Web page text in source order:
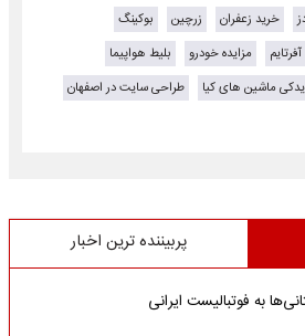
خرید زعفران زرچین
بوکینگ
آفرتایم مزایده خودرو
بلیط هواپیما
یدکی ماشین های کیا
طراحی سایت در اصفهان
پربیننده ترین اخبار
به فوتبالیست ایرانی